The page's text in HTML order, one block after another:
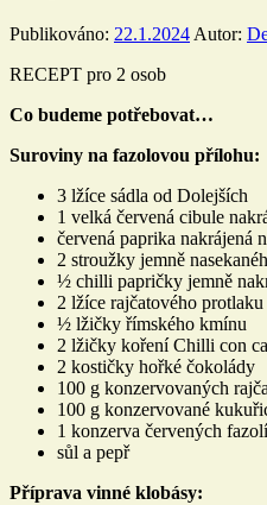
Publikováno: 22.1.2024 Autor:
RECEPT pro 2 osob
Co budeme potřebovat…
Suroviny na fazolovou přílohu:
3 lžíce sádla od Dolejších
1 velká červená cibule
červená paprika nakrájená
2 stroužky jemně
½ chilli papričky jemně
2 lžíce rajčatového protlaku
½ lžičky římského kmínu
2 lžičky koření Chilli con
2 kostičky hořké čokolády
100 g konzervovaných
100 g konzervované
1 konzerva červených
sůl a pepř
Příprava vinné klobásy: